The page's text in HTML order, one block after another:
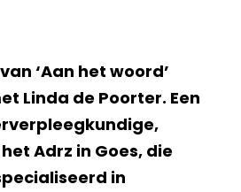
‘Aan het woord’
Linda de Poorter. Een
Adrz in Goes, die
in